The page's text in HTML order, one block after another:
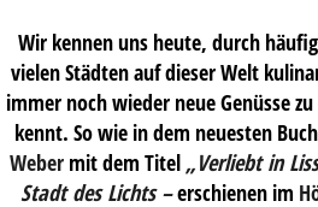
Wir kennen uns heute, durch
vielen Städten auf dieser Welt
immer noch wieder neue Genüsse
kennt. So wie in dem neuesten
Webermit dem Titel „Verliebt in
Stadt des Lichts –erschienen im